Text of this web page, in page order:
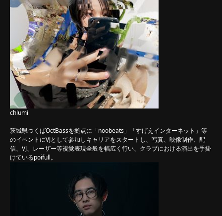
chlumi
茨城県つくばOctBassを拠点に「noobeats」「すげえインターネット」等
のイベントにVJとして参加しキャリアをスタートし、写真、映像制作、配
信、VJ、レーザー等視覚表現全般を幅広く行い、クラブにおける演出を手掛
けているpoifull。